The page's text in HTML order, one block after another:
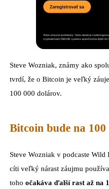
Steve Wozniak, známy ako
tvrdí, že o Bitcoin je veľký
100 000 dolárov.
Bitcoin bude na
Steve Wozniak v podcaste
cíti veľký nárast záujmu
toho očakáva ďalší rast až na